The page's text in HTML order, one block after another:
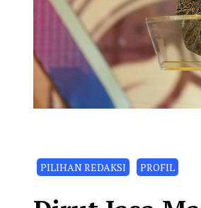
PILIHAN REDAKSI PROFIL